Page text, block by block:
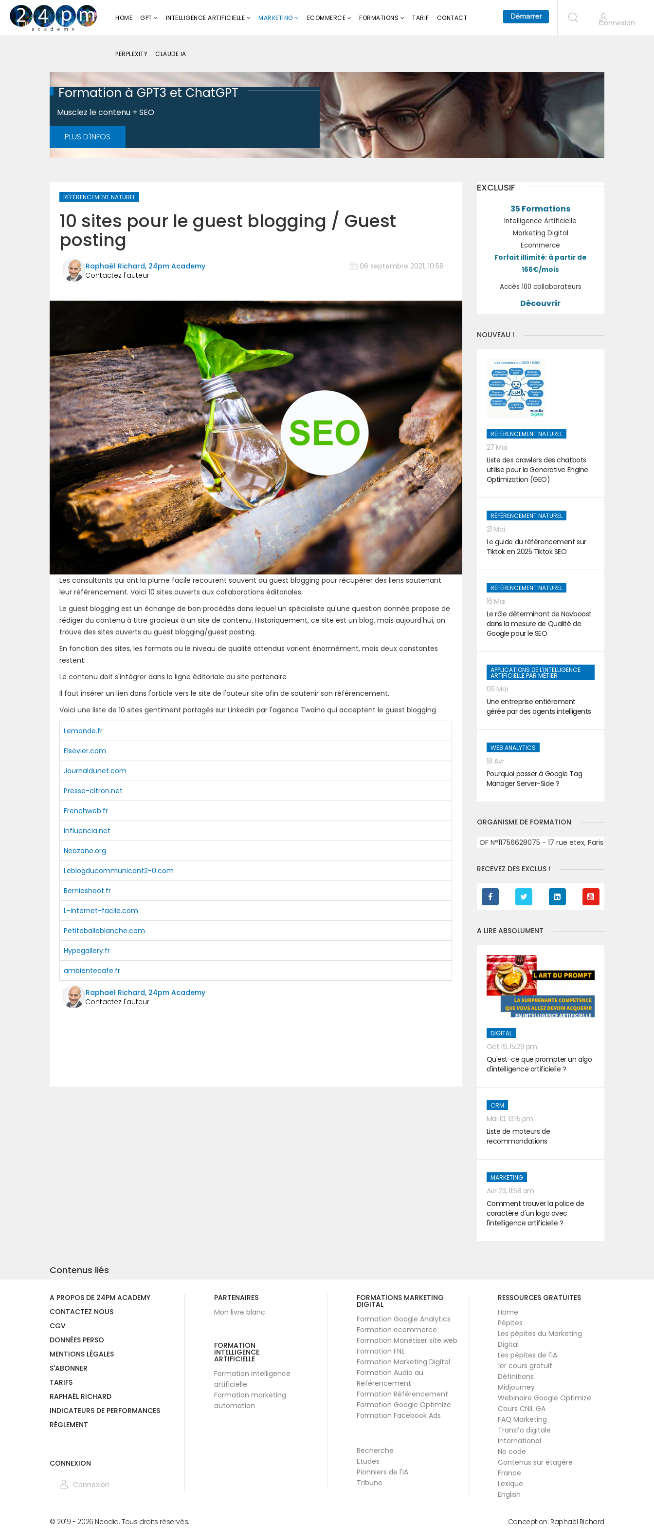
HOME GPT INTELLIGENCE ARTIFICIELLE MARKETING ECOMMERCE FORMATIONS TARIF CONTACT
PERPLEXITY CLAUDE IA
Connexion
Formation à GPT3 et ChatGPT
Musclez le contenu + SEO
PLUS D'INFOS
RÉFÉRENCEMENT NATUREL
10 sites pour le guest blogging / Guest
posting
Raphaël Richard, 24pm Academy 06 septembre 2021, 10:58
Les consultants qui ont la plume facile recourent souvent au guest blogging pour récupérer des liens soutenant
leur référencement. Voici 10 sites ouverts aux collaborations éditoriales.
Le guest blogging est un échange de bon procédés dans lequel un spécialiste qu'une question donnée propose de
rédiger du contenu à titre gracieux à un site de contenu. Historiquement, ce site est un blog, mais aujourd'hui, on
trouve des sites ouverts au guest blogging/guest posting.
En fonction des sites, les formats ou le niveau de qualité attendus varient énormément, mais deux constantes
restent:
Le contenu doit s'intégrer dans la ligne éditoriale du site partenaire
Il faut insérer un lien dans l'article vers le site de l'auteur site afin de soutenir son référencement.
Voici une liste de 10 sites gentiment partagés sur Linkedin par l'agence Twaino qui acceptent le guest blogging
Lemonde.fr
Elsevier.com
Journaldunet.com
Presse-citron.net
Frenchweb.fr
Influencia.net
Neozone.org
Leblogducommunicant2-0.com
Bernieshoot.fr
L-internet-facile.com
Petiteballeblanche.com
Hypegallery.fr
ambientecafe.fr
Raphaël Richard, 24pm Academy
EXCLUSIF
35 Formations
Intelligence Artificielle
Marketing Digital
Ecommerce
Forfait illimité: à partir de
166€/mois
Accès 100 collaborateurs
Découvrir
NOUVEAU !
RÉFÉRENCEMENT NATUREL
27 Mai
Liste des crawlers des chatbots
utilise pour la Generative Engine
Optimization (GEO)
RÉFÉRENCEMENT NATUREL
21 Mai
Le guide du référencement sur
Tiktok en 2025 Tiktok SEO
RÉFÉRENCEMENT NATUREL
16 Mai
Le rôle déterminant de Navboost
dans la mesure de Qualité de
Google pour le SEO
APPLICATIONS DE L'INTELLIGENCE
ARTIFICIELLE PAR MÉTIER
09 Mai
Une entreprise entièrement
gérée par des agents intelligents
WEB ANALYTICS
18 Avr
Pourquoi passer à Google Tag
Manager Server-Side ?
ORGANISME DE FORMATION
OF N°11756628075 - 17 rue etex, Paris
RECEVEZ DES EXCLUS !
A LIRE ABSOLUMENT
DIGITAL
Oct 19, 15:29 pm
Qu'est-ce que prompter un algo
d'intelligence artificielle ?
CRM
Mai 10, 13:15 pm
Liste de moteurs de
recommandations
MARKETING
Avr 23, 11:58 am
Comment trouver la police de
caractère d'un logo avec
l'intelligence artificielle ?
Contenus liés
A PROPOS DE 24PM ACADEMY
CONTACTEZ NOUS
CGV
DONNÉES PERSO
MENTIONS LÉGALES
S'ABONNER
TARIFS
RAPHAËL RICHARD
INDICATEURS DE PERFORMANCES
RÉGLEMENT
CONNEXION
Connexion
PARTENAIRES
Mon livre blanc
FORMATION
INTELLIGENCE
ARTIFICIELLE
Formation intelligence
artificielle
Formation marketing
automation
FORMATIONS MARKETING
DIGITAL
Formation Google Analytics
Formation ecommerce
Formation Monétiser site web
Formation FNE
Formation Marketing Digital
Formation Audio au
Référencement
Formation Référencement
Formation Google Optimize
Formation Facebook Ads
Recherche
Etudes
Pionniers de l'IA
Tribune
RESSOURCES GRATUITES
Home
Pépites
Les pépites du Marketing
Digital
Les pépites de l'IA
1er cours gratuit
Définitions
Midjourney
Webinaire Google Optimize
Cours CNIL GA
FAQ Marketing
Transfo digitale
International
No code
Contenus sur étagère
France
Lexique
English
© 2019 - 2026 Neodia. Tous droits réservés. Conception: Raphaël Richard